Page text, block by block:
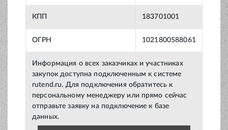
КПП 183701001
ОГРН 1021800588061
Информация о всех заказчиках и участниках
закупок доступна подключенным к системе
rutend.ru. Для подключения обратитесь к
персональному менеджеру или прямо сейчас
отправьте заявку на подключение к базе
данных.